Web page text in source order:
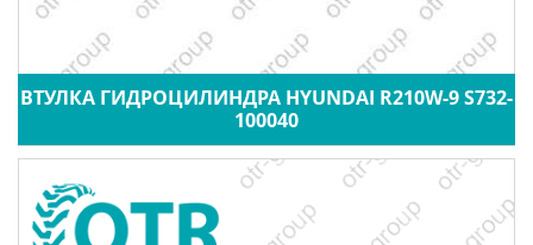
ВТУЛКА ГИДРОЦИЛИНДРА HYUNDAI R210W-9 S732-
100040